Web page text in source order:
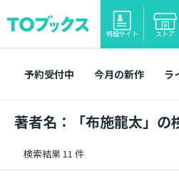
特設サイト ストア
予約受付中 今月の新作 ラ
著者名：「布施龍太」の
検索結果 11 件